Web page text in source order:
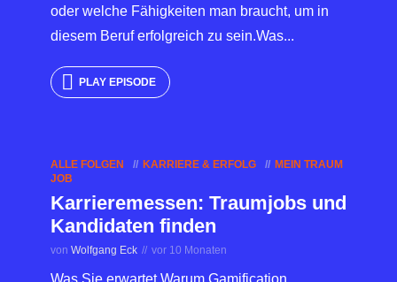
oder welche Fähigkeiten man braucht, um in
diesem Beruf erfolgreich zu sein.Was...
PLAY EPISODE
ALLE FOLGEN KARRIERE & ERFOLG
MEIN TRAUM
JOB
Karrieremessen: Traumjobs und
Kandidaten finden
von Wolfgang Eck vor 10 Monaten
Was Sie erwartet Warum Gamification